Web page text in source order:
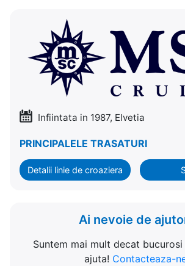
Infiintata in 1987, Elvetia
PRINCIPALELE TRASATURI
Detalii linie de croaziera
Ai nevoie de
Suntem mai mult decat
ajuta! Contacteaza-